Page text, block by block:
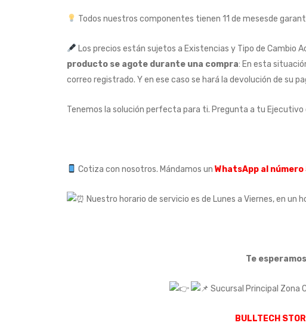
Todos nuestros componentes tienen 11 de mesesde
Los precios están sujetos a Existencias y Tipo de Cambio
producto se agote durante una compra: En esta
correo registrado. Y en ese caso se hará la devolución de su
Tenemos la solución perfecta para ti. Pregunta a tu Ejecutivo
Cotiza con nosotros. Mándamos un WhatsApp al
Nuestro horario de servicio es de Lunes a Viernes, en un
Te
Sucursal Principal Zona
BULLTECH